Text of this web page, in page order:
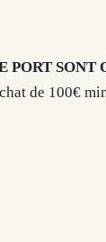
PORT SONT
de 100€